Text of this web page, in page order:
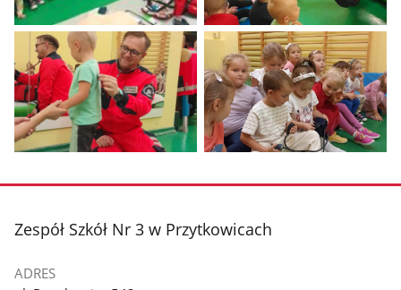
Pokaż
zdjęcie
1
z
galerii.
Pokaż
zdjęcie
2
z
galerii.
galerii.
galerii.
stopka
Zespół Szkół Nr 3 w Przytkowicach
ADRES